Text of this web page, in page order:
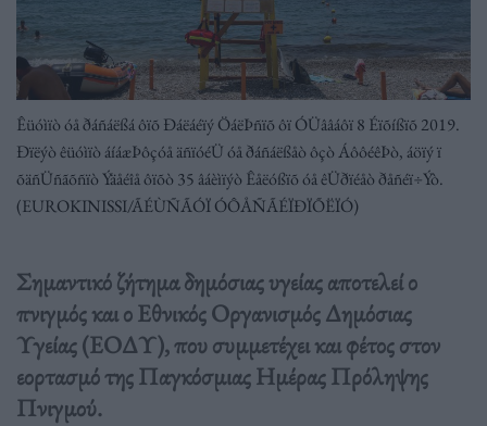
Êüóìïò óå ðáñáëßá ôïõ Ðáëáéïý ÖáëÞñïõ ôï ÓÜââáôï 8 Éïõíßïõ 2019.
Ðïëýò êüóìïò áíáæÞôçóå äñïóéÜ óå ðáñáëßåò ôçò ÁôôéêÞò, áöïý ï
õäñÜñãõñïò Ýäåéîå ôïõò 35 âáèìïýò Êåëóßïõ óå êÜðïéåò ðåñéï÷Ýò.
(EUROKINISSI/ÃÉÙÑÃÓÏ ÓÔÅÑÃÉÏÐÏÕËÏÓ)
Σημαντικό ζήτημα δημόσιας υγείας αποτελεί ο
πνιγμός και ο Εθνικός Οργανισμός Δημόσιας
Υγείας (ΕΟΔΥ), που συμμετέχει και φέτος στον
εορτασμό της Παγκόσμιας Ημέρας Πρόληψης
Πνιγμού.